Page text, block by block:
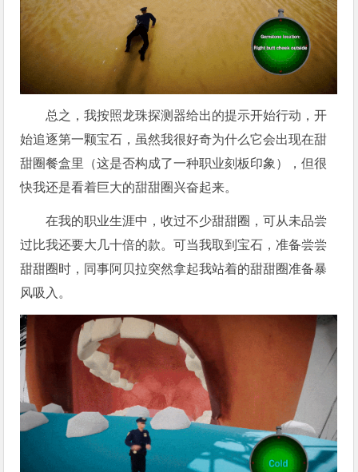
总之，我按照龙珠探测器给出的提示开始行动，开
始追逐第一颗宝石，虽然我很好奇为什么它会出现在甜
甜圈餐盒里（这是否构成了一种职业刻板印象），但很
快我还是看着巨大的甜甜圈兴奋起来。
在我的职业生涯中，收过不少甜甜圈，可从未品尝
过比我还要大几十倍的款。可当我取到宝石，准备尝尝
甜甜圈时，同事阿贝拉突然拿起我站着的甜甜圈准备暴
风吸入。